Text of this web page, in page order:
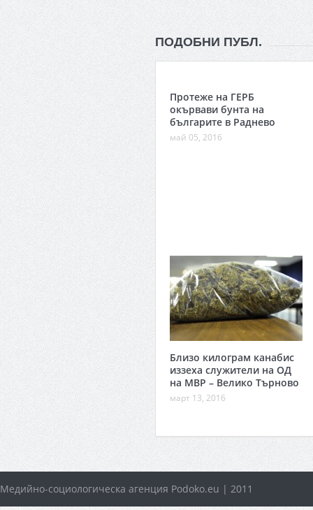
ПОДОБНИ ПУБЛ.
Протеже на ГЕРБ
окървави бунта на
българите в Раднево
май 05, 2016
Близо килограм канабис
иззеха служители на ОД
на МВР – Велико Търново
март 13, 2016
Медийно-социологическа агенция Podoko.eu | 2011